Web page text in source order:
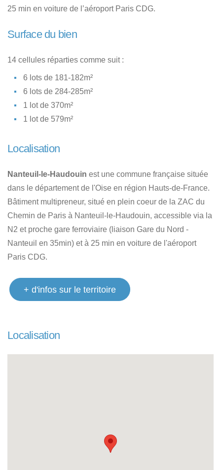
25 min en voiture de l’aéroport Paris CDG.
Surface du bien
14 cellules réparties comme suit :
6 lots de 181-182m²
6 lots de 284-285m²
1 lot de 370m²
1 lot de 579m²
Localisation
Nanteuil-le-Haudouin est une commune française située
dans le département de l'Oise en région Hauts-de-France.
Bâtiment multipreneur, situé en plein coeur de la ZAC du
Chemin de Paris à Nanteuil-le-Haudouin, accessible via la
N2 et proche gare ferroviaire (liaison Gare du Nord -
Nanteuil en 35min) et à 25 min en voiture de l'aéroport
Paris CDG.
+ d'infos sur le territoire
Localisation